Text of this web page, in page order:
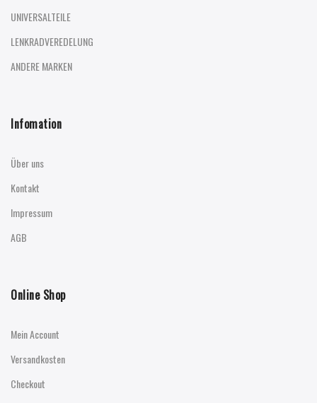
UNIVERSALTEILE
LENKRADVEREDELUNG
ANDERE MARKEN
Infomation
Über uns
Kontakt
Impressum
AGB
Online Shop
Mein Account
Versandkosten
Checkout